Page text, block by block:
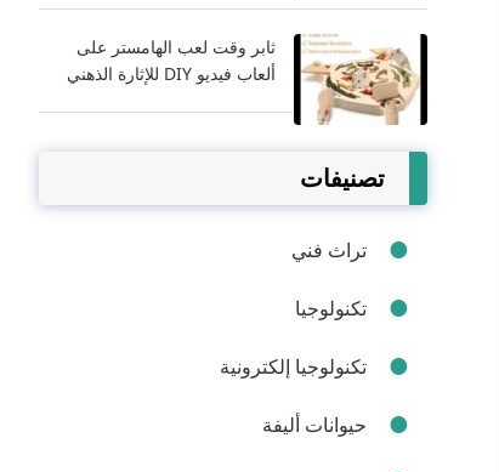
ثابر وقت لعب الهامستر على
ألعاب فيديو DIY للإثارة الذهني
تصنيفات
تراث فني
تكنولوجيا
تكنولوجيا إلكترونية
حيوانات أليفة